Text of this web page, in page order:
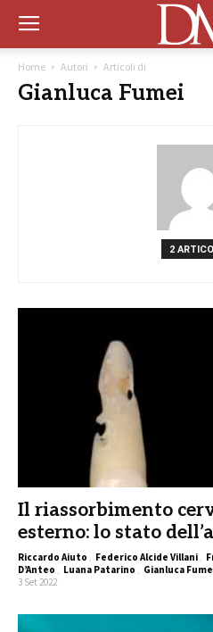
Home Autori Articoli di
Gianluca Fumei
2
Il riassorbimento
esterno: lo stato
Riccardo Aiuto , Federico Alcide Villani ,
D’Anteo , Luana Patarino , Gianluca
3 Set 2022